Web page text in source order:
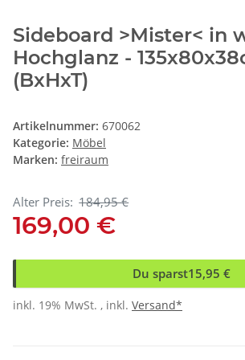
Sideboard >Mister< in
Hochglanz -
(BxHxT)
Artikelnummer: 670062
Kategorie: Möbel
Marken: freiraum
Alter Preis: 184,95 €
169,00 €
Du sparst15,95 €
inkl. 19% MwSt. , inkl. Versand*